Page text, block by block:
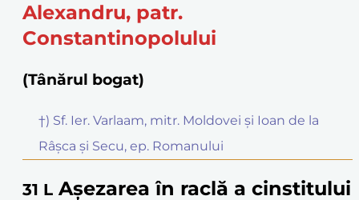
Alexandru, patr.
Constantinopolului
(Tânărul bogat)
†) Sf. Ier. Varlaam, mitr. Moldovei și Ioan de la
Râșca și Secu, ep. Romanului
31 L Așezarea în raclă a cinstitului